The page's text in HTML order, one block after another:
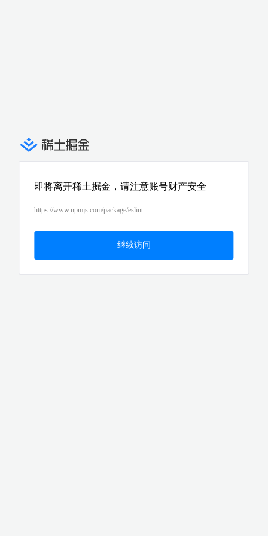
即将离开稀土掘金，请注意账号财产安全
https://www.npmjs.com/package/eslint
继续访问